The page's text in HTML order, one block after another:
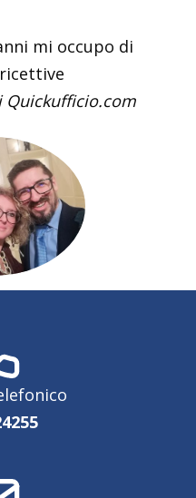
mi occupo di
Quickufficio.com